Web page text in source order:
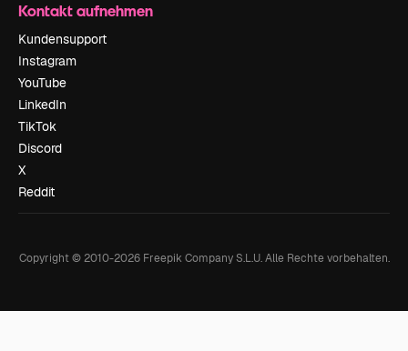
Kontakt aufnehmen
Kundensupport
Instagram
YouTube
LinkedIn
TikTok
Discord
X
Reddit
Copyright © 2010-2026Freepik Company S.L.U. Alle Rechte vorbehalten.